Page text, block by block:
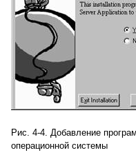
Рис. 4-4. Добавление
операционной системы